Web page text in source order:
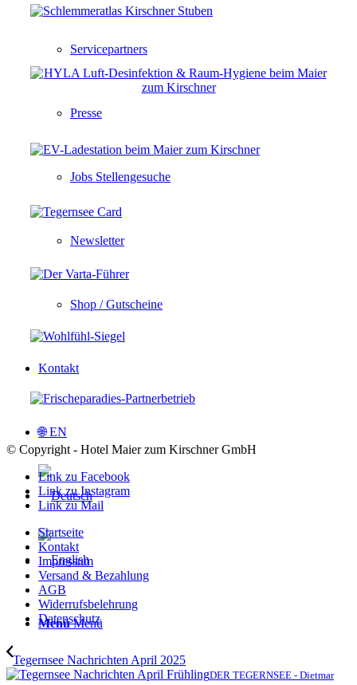
Servicepartners
Presse
Jobs Stellengesuche
Newsletter
Shop / Gutscheine
Kontakt
🌐 EN
Menü Menü
© Copyright - Hotel Maier zum Kirschner GmbH
Link zu Facebook
Link zu Instagram
Link zu Mail
Startseite
Kontakt
Impressum
Versand & Bezahlung
AGB
Widerrufsbelehrung
Datenschutz
Tegernsee Nachrichten April 2025
DER TEGERNSEE - Dietmar